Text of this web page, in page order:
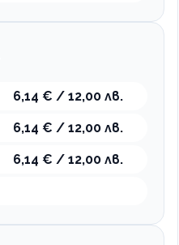
6,14 € / 12,00 лв.
6,14 € / 12,00 лв.
6,14 € / 12,00 лв.